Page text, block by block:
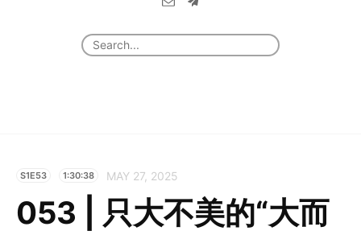
S1E53 1:30:38 MAY 27, 2025
053 | 只大不美的“大而